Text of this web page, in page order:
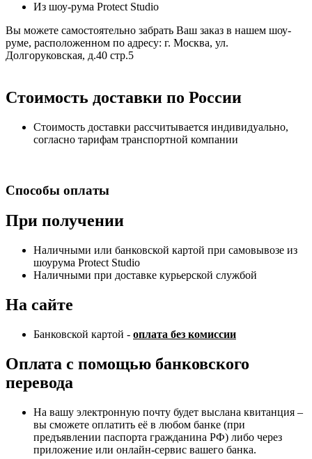
Из шоу-рума Protect Studio
Вы можете самостоятельно забрать Ваш заказ в нашем шоу-
руме, расположенном по адресу: г. Москва, ул.
Долгоруковская, д.40 стр.5
Стоимость доставки по России
Стоимость доставки рассчитывается индивидуально,
согласно тарифам транспортной компании
Способы оплаты
При получении
Наличными или банковской картой при самовывозе из
шоурума Protect Studio
Наличными при доставке курьерской службой
На сайте
Банковской картой - оплата без комиссии
Оплата с помощью банковского
перевода
На вашу электронную почту будет выслана квитанция –
вы сможете оплатить её в любом банке (при
предъявлении паспорта гражданина РФ) либо через
приложение или онлайн-сервис вашего банка.